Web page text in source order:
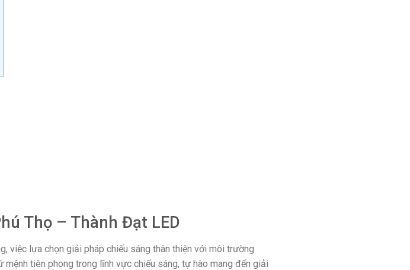
Thọ – Thành Đạt LED
việc lựa chọn giải pháp chiếu sáng thân thiện với môi trường
tiên phong trong lĩnh vực chiếu sáng, tự hào mang đến giải